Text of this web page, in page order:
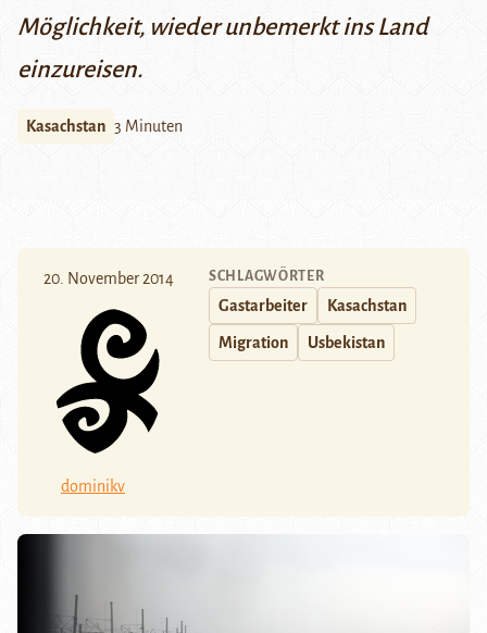
Möglichkeit, wieder unbemerkt ins Land
einzureisen.
Kasachstan 3 Minuten
20. November 2014
dominikv
SCHLAGWÖRTER
Gastarbeiter Kasachstan
Migration Usbekistan